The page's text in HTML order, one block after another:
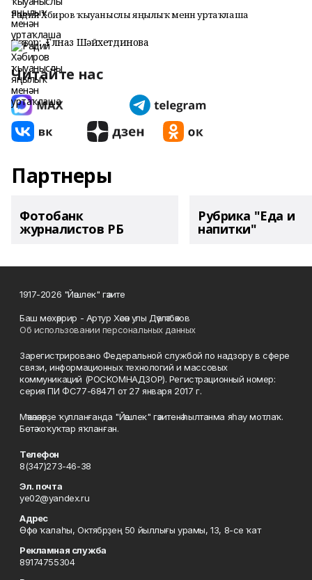
Радий Хәбиров ҡыуаныслы яңылыҡ менән уртаҡлаша
Автор: Гөлназ Шәйхетдинова
Читайте нас
Партнеры
Фотобанк
журналистов РБ
Рубрика "Еда и
напитки"
1917-2026 "Йәшлек" гәзите
Баш мөхәррир - Артур Хәсән улы Дәүләтбәков
Об использовании персональных данных
Зарегистрировано Федеральной службой по надзору в сфере
связи, информационных технологий и массовых
коммуникаций (РОСКОМНАДЗОР). Регистрационный номер:
серия ПИ ФС77-68471 от 27 января 2017 г.
Мәҡәләләрҙе ҡулланғанда "Йәшлек" гәзитенә һылтанма яһау мотлаҡ.
Бөтә хоҡуҡтар яҡланған.
Телефон
8(347)273-46-38
Эл. почта
ye02@yandex.ru
Адрес
Өфө ҡалаһы, Октябрҙең 50 йыллығы урамы, 13, 8-се ҡат
Рекламная служба
89174755304